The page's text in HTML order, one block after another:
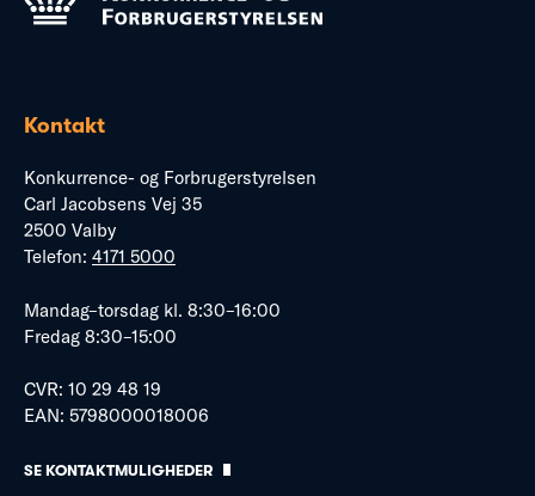
Kontakt
Konkurrence- og Forbrugerstyrelsen
Carl Jacobsens Vej 35
2500 Valby
Telefon: 4171 5000
Mandag–torsdag kl. 8:30–16:00
Fredag 8:30–15:00
CVR: 10 29 48 19
EAN: 5798000018006
SE KONTAKTMULIGHEDER